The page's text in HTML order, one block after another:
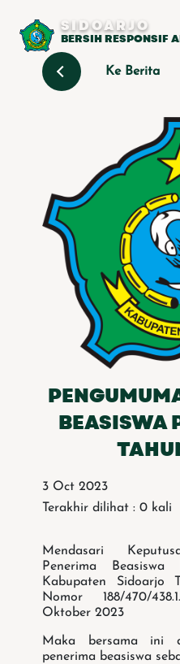
SIDOARJO
BERSIH RESPONSIF
Ke Berita
BEASISWA
3 Oct 2023
Terakhir dilihat : 0 kali
Mendasari
Penerima
Kabupaten Sidoarjo
Nomor 188/470/
Oktober 2023
Maka bersama ini
penerima beasiswa